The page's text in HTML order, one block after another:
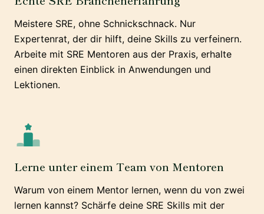
Meistere SRE, ohne Schnickschnack. Nur
Expertenrat, der dir hilft, deine Skills zu verfeinern.
Arbeite mit SRE Mentoren aus der Praxis, erhalte
einen direkten Einblick in Anwendungen und
Lektionen.
Lerne unter einem Team von Mentoren
Warum von einem Mentor lernen, wenn du von zwei
lernen kannst? Schärfe deine SRE Skills mit der